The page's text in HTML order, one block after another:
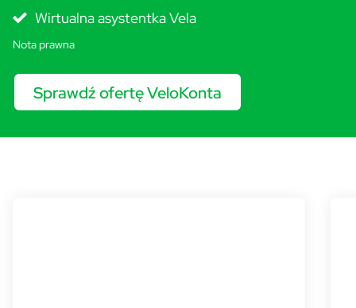
Wirtualna asystentka Vela
Nota prawna
Sprawdź ofertę VeloKonta